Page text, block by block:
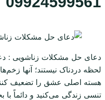
دعای حل مشکلات زناشویی :
لحظه دردناک نیستند؛ آنها
هسته اصلی عشق را تضعیف
تنسی زندگی می‌کنید و دائماً با